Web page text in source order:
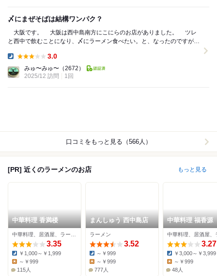
〆にまぜそばは結構ワンパク？
大阪です。 大阪は西中島南方にこにらのお店がありました。 ツレ
と西中で飲むことになり、〆にラーメン食べたい。と、なったのですが、
3.0
みゅ〜みゅ〜 （2672）
2025/12 訪問
1回
口コミをもっと見る（566人）
[PR] 近くのラーメンのお店 もっと見る
中華料理 香満楼
3.35
Dinner:
￥1,000～￥1,999
～￥999
115人
まんしゅう 西中島店
ラーメン
3.52
Dinner:
～￥999
～￥999
777人
中華料理 福香源
3.27
Dinner:
￥3,000～￥3,999
Lunch:
～￥999
48人